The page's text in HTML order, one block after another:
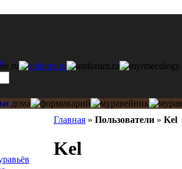
Главная » Пользователи » Kel
Kel